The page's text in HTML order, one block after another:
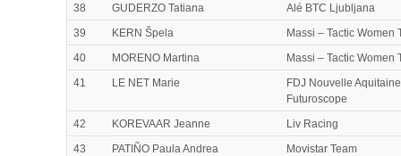
38
GUDERZO Tatiana
Alé BTC Ljubljana
39
KERN Špela
Massi – Tactic Women
40
MORENO Martina
Massi – Tactic Women
41
LE NET Marie
FDJ Nouvelle Aquitaine
Futuroscope
42
KOREVAAR Jeanne
Liv Racing
43
PATIÑO Paula Andrea
Movistar Team